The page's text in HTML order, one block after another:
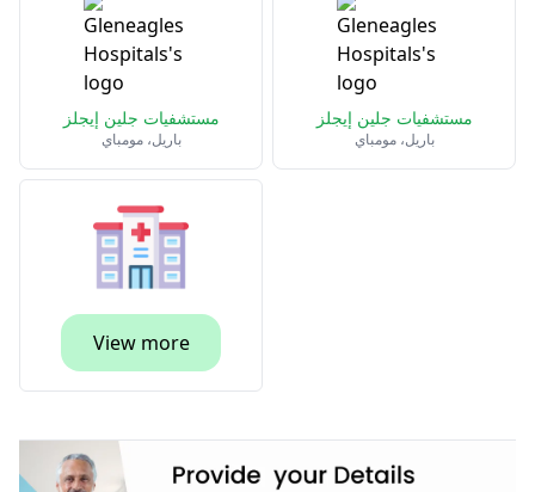
مستشفيات جلين إيجلز
باريل، مومباي
مستشفيات جلين إيجلز
باريل، مومباي
View more